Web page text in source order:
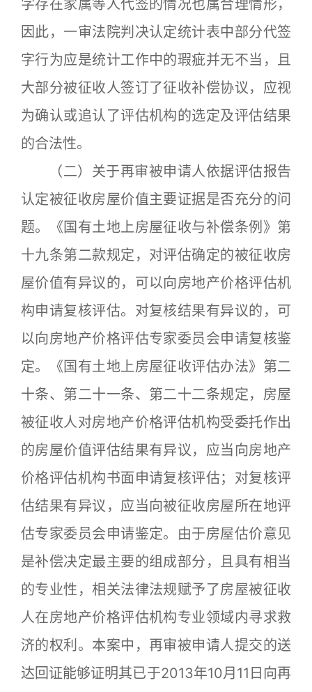
字存在家属等人代签的情况也属合理情形，
因此，一审法院判决认定统计表中部分代签
字行为应是统计工作中的瑕疵并无不当，且
大部分被征收人签订了征收补偿协议，应视
为确认或追认了评估机构的选定及评估结果
的合法性。
（二）关于再审被申请人依据评估报告
认定被征收房屋价值主要证据是否充分的问
题。《国有土地上房屋征收与补偿条例》第
十九条第二款规定，对评估确定的被征收房
屋价值有异议的，可以向房地产价格评估机
构申请复核评估。对复核结果有异议的，可
以向房地产价格评估专家委员会申请复核鉴
定。《国有土地上房屋征收评估办法》第二
十条、第二十一条、第二十二条规定，房屋
被征收人对房地产价格评估机构受委托作出
的房屋价值评估结果有异议，应当向房地产
价格评估机构书面申请复核评估；对复核评
估结果有异议，应当向被征收房屋所在地评
估专家委员会申请鉴定。由于房屋估价意见
是补偿决定最主要的组成部分，且具有相当
的专业性，相关法律法规赋予了房屋被征收
人在房地产价格评估机构专业领域内寻求救
济的权利。本案中，再审被申请人提交的送
达回证能够证明其已于2013年10月11日向再